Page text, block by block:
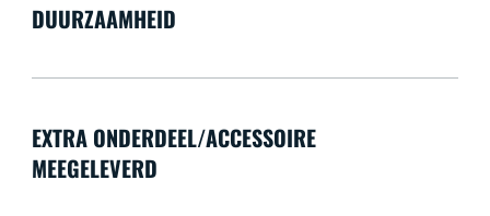
DUURZAAMHEID
EXTRA ONDERDEEL/ACCESSOIRE
MEEGELEVERD